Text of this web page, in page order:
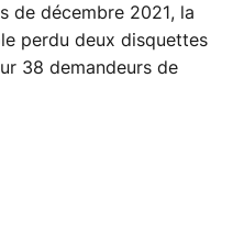
de décembre 2021, la
perdu deux disquettes
38 demandeurs de